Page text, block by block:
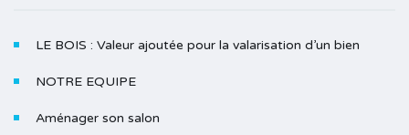
LE BOIS : Valeur ajoutée pour la valarisation d’un bien
NOTRE EQUIPE
Aménager son salon